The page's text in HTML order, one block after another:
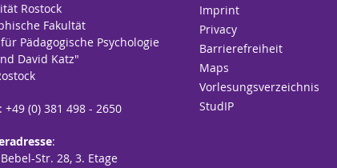
Rostock
Fakultät
Pädagogische Psychologie
David Katz"
+49 (0) 381 498 - 2650
:
Str. 28, 3. Etage
Imprint
Privacy
Barrierefreiheit
Maps
Vorlesungsverzeichnis
StudIP